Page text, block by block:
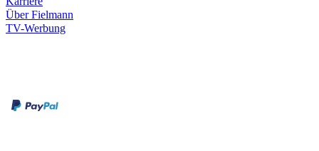
Über Fielmann
TV-Werbung